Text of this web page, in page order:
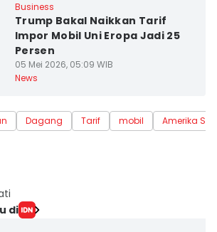
Business
Trump Bakal Naikkan Tarif
Impor Mobil Uni Eropa Jadi 25
Persen
05 Mei 2026, 05:09 WIB
News
Dagang Tarif mobil
Amerika
di